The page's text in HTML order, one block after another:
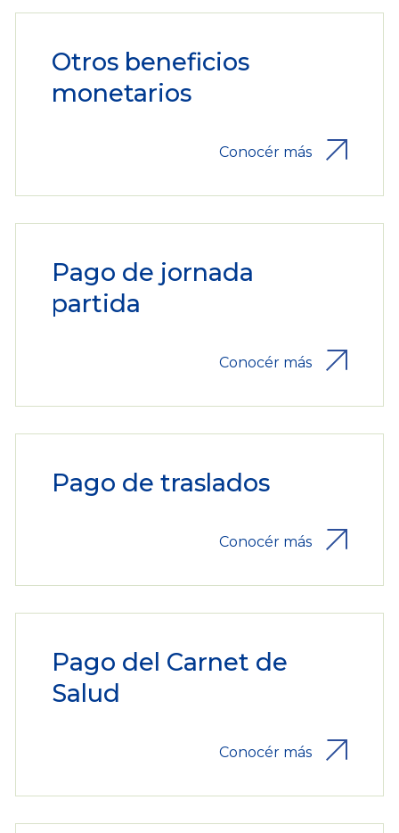
Otros beneficios
monetarios
Conocér más
Pago de jornada
partida
Conocér más
Pago de traslados
Conocér más
Pago del Carnet de
Salud
Conocér más